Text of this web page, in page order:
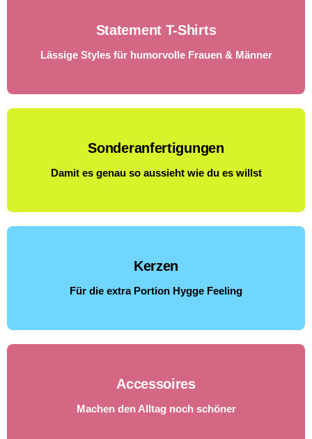
Statement T-Shirts
Lässige Styles für humorvolle Frauen & Männer
Sonderanfertigungen
Damit es genau so aussieht wie du es willst
Kerzen
Für die extra Portion Hygge Feeling
Accessoires
Machen den Alltag noch schöner